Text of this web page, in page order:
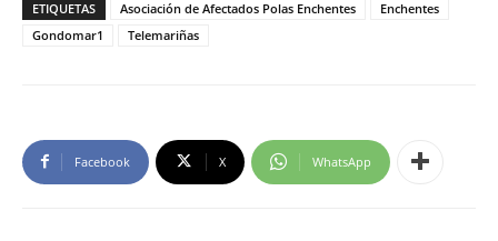
ETIQUETAS Asociación de Afectados Polas Enchentes
Enchentes
Gondomar1
Telemariñas
Facebook X WhatsApp